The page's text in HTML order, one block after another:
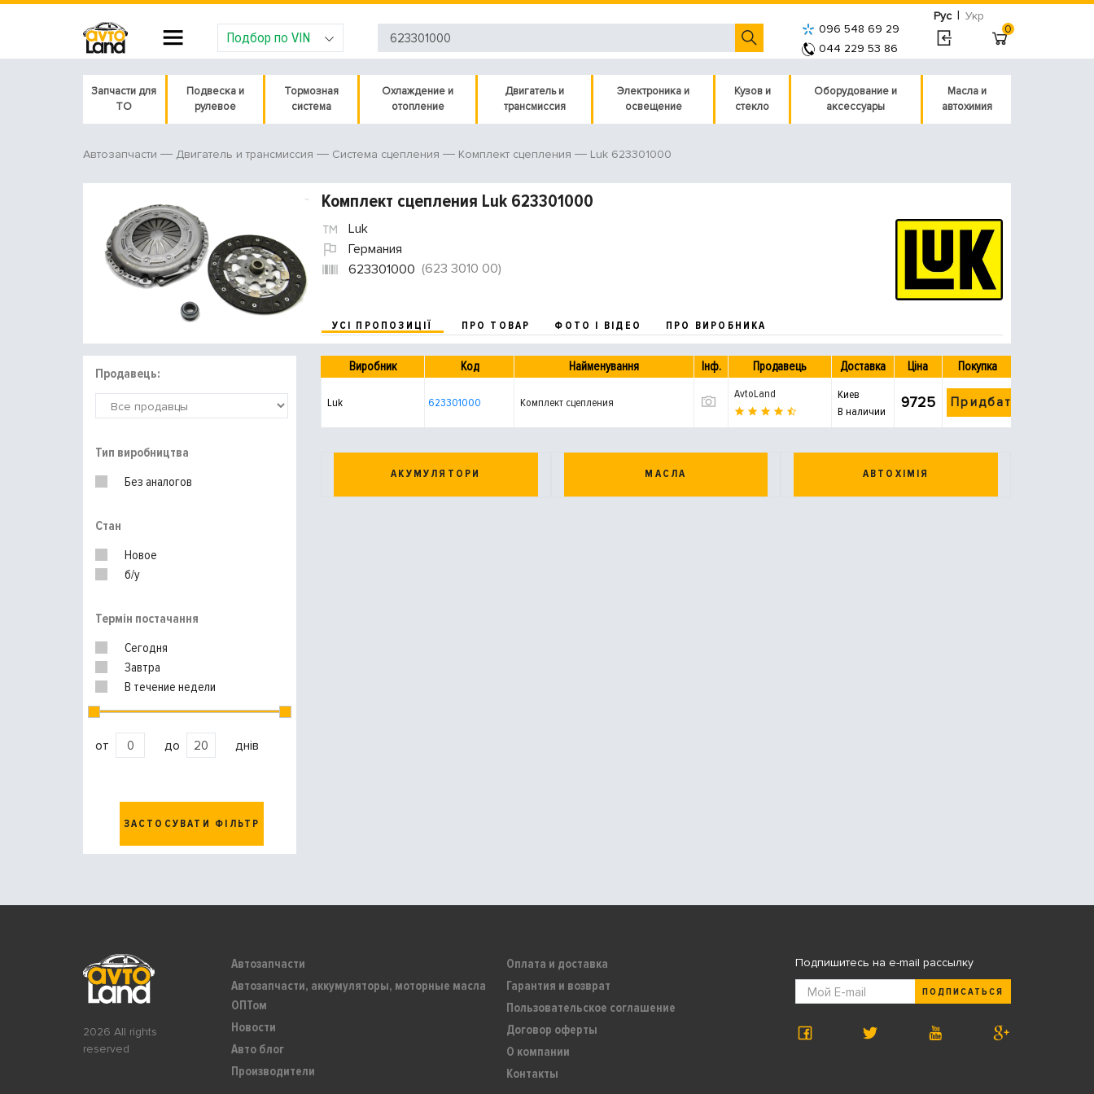
Рус | Укр
Подбор по VIN
096 548 69 29
044 229 53 86
0
Запчасти для
ТО
Подвеска и
рулевое
Тормозная
система
Охлаждение и
отопление
Двигатель и
трансмиссия
Электроника и
освещение
Кузов и
стекло
Оборудование и
аксессуары
Масла и
автохимия
Автозапчасти Двигатель и трансмиссия Система сцепления Комплект сцепления Luk 623301000
Комплект сцепления Luk 623301000
Luk
Германия
623301000 (623 3010 00)
УСІ ПРОПОЗИЦІЇ ПРО ТОВАР ФОТО І ВІДЕО ПРО ВИРОБНИКА
Продавець:
Тип виробництва
Без аналогов
Стан
Новое
б/у
Термін постачання
Сегодня
Завтра
В течение недели
от до днів
ЗАСТОСУВАТИ ФІЛЬТР
Виробник Код Найменування Інф. Продавець Доставка Ціна Покупка
Luk 623301000 Комплект сцепления
AvtoLand
Киев
В наличии
9725 Придбати
АКУМУЛЯТОРИ МАСЛА АВТОХІМІЯ
2026 All rights
reserved
Автозапчасти
Автозапчасти, аккумуляторы, моторные масла
ОПТом
Новости
Авто блог
Производители
Оплата и доставка
Гарантия и возврат
Пользовательское соглашение
Договор оферты
О компании
Контакты
Подпишитесь на e-mail рассылку
ПОДПИСАТЬСЯ